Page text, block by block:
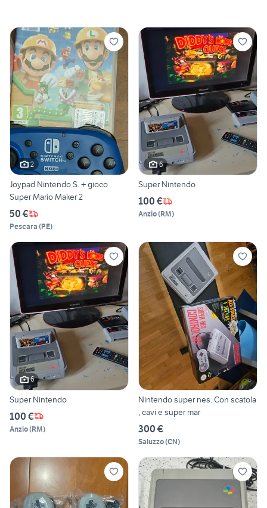
2
Joypad Nintendo S. + gioco
Super Mario Maker 2
50 €
Pescara (PE)
6
Super Nintendo
100 €
Anzio(RM)
6
Super Nintendo
100 €
Anzio(RM)
Nintendo super nes. Con scatola
, cavi e super mar
300 €
Saluzzo(CN)